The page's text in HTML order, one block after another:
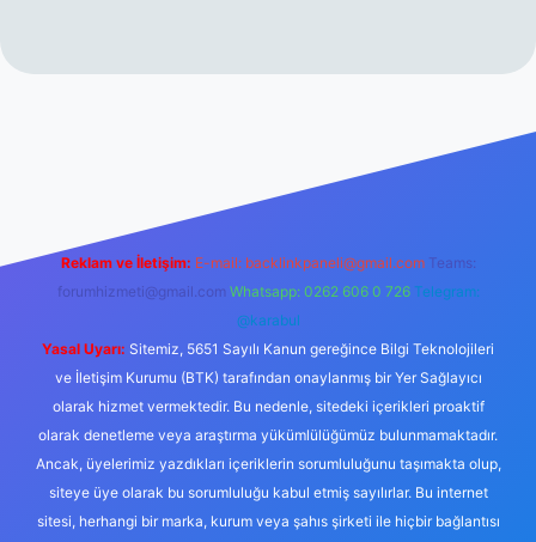
hiltonbet yeni giriş
Reklam ve İletişim: E-mail: backlinkpaneli@gmail.com Teams:
forumhizmeti@gmail.com Whatsapp: 0262 606 0 726 Telegram:
@karabul
Yasal Uyarı: Sitemiz, 5651 Sayılı Kanun gereğince Bilgi Teknolojileri
ve İletişim Kurumu (BTK) tarafından onaylanmış bir Yer Sağlayıcı
olarak hizmet vermektedir. Bu nedenle, sitedeki içerikleri proaktif
olarak denetleme veya araştırma yükümlülüğümüz bulunmamaktadır.
Ancak, üyelerimiz yazdıkları içeriklerin sorumluluğunu taşımakta olup,
siteye üye olarak bu sorumluluğu kabul etmiş sayılırlar. Bu internet
sitesi, herhangi bir marka, kurum veya şahıs şirketi ile hiçbir bağlantısı